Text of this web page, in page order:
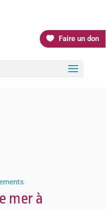
Faire un don
mer à